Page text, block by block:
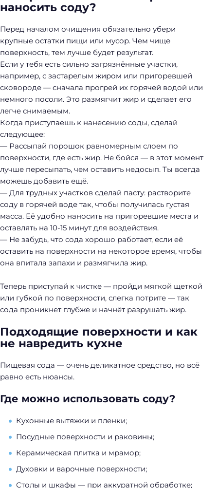
наносить соду?
Перед началом очищения обязательно убери
крупные остатки пищи или мусор. Чем чище
поверхность, тем лучше будет результат.
Если у тебя есть сильно загрязнённые участки,
например, с застарелым жиром или пригоревшей
сковороде — сначала прогрей их горячей водой или
немного посоли. Это размягчит жир и сделает его
легче снимаемым.
Когда приступаешь к нанесению соды, сделай
следующее:
— Рассыпай порошок равномерным слоем по
поверхности, где есть жир. Не бойся — в этот момент
лучше пересыпать, чем оставить недосып. Ты всегда
можешь добавить ещё.
— Для трудных участков сделай пасту: растворите
соду в горячей воде так, чтобы получилась густая
масса. Её удобно наносить на пригоревшие места и
оставлять на 10-15 минут для воздействия.
— Не забудь, что сода хорошо работает, если её
оставить на поверхности на некоторое время, чтобы
она впитала запахи и размягчила жир.
Теперь приступай к чистке — пройди мягкой щеткой
или губкой по поверхности, слегка потрите — так
сода проникнет глубже и начнёт разрушать жир.
Подходящие поверхности и как
не навредить кухне
Пищевая сода — очень деликатное средство, но всё
равно есть нюансы.
Где можно использовать соду?
Кухонные вытяжки и пленки;
Посудные поверхности и раковины;
Керамическая плитка и мрамор;
Духовки и варочные поверхности;
Столы и шкафы — при аккуратной обработке;